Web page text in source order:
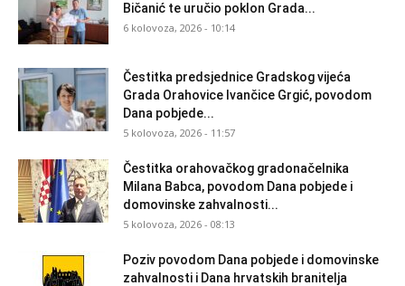
Bičanić te uručio poklon Grada...
6 kolovoza, 2026 - 10:14
Čestitka predsjednice Gradskog vijeća
Grada Orahovice Ivančice Grgić, povodom
Dana pobjede...
5 kolovoza, 2026 - 11:57
Čestitka orahovačkog gradonačelnika
Milana Babca, povodom Dana pobjede i
domovinske zahvalnosti...
5 kolovoza, 2026 - 08:13
Poziv povodom Dana pobjede i domovinske
zahvalnosti i Dana hrvatskih branitelja